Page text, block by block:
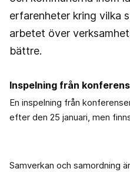
erfarenheter kring vilka
arbetet över
bättre.
Inspelning från
En inspelning från
efter den 25 januari, men
Samverkan och samordning